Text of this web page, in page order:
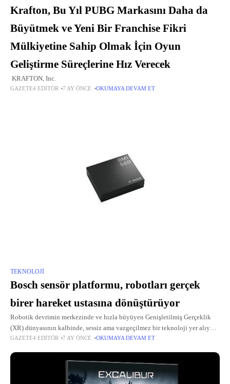
Krafton, Bu Yıl PUBG Markasını Daha da
Büyütmek ve Yeni Bir Franchise Fikri
Mülkiyetine Sahip Olmak İçin Oyun
Geliştirme Süreçlerine Hız Verecek
KRAFTON, Inc.
GAZETE4 EDITÖR 7 AY ÖNCE OKUMAYA DEVAM ET
TEKNOLOJI
Bosch sensör platformu, robotları gerçek
birer hareket ustasına dönüştürüyor
Robotik devrimin merkezinde ve hızla büyüyen Genişletilmiş Gerçeklik
(XR) dünyasının kalbinde, sessiz ama vazgeçilmez bir teknoloji yer alıyor:
MEMS (Mikro-Elektro-Mekanik Sistemler) sensörleri.
GAZETE4 EDITÖR 7 AY ÖNCE OKUMAYA DEVAM ET